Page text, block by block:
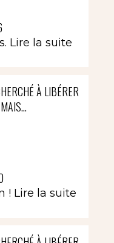
Lire la suite
À LIBÉRER
! Lire la suite